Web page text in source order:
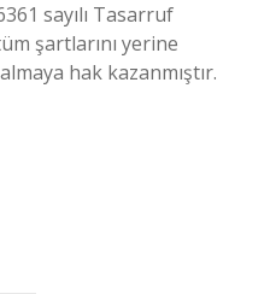
sayılı Tasarruf
şartlarını yerine
hak kazanmıştır.